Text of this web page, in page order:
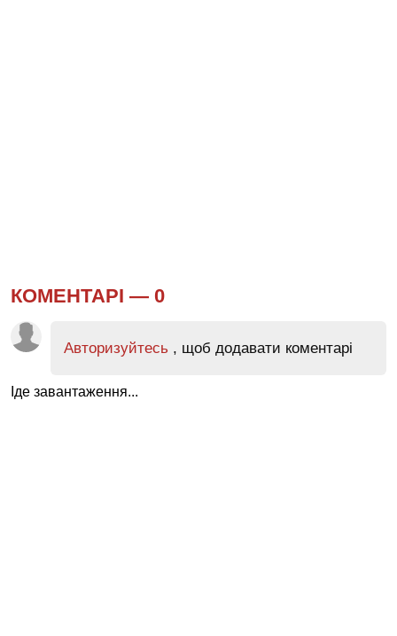
КОМЕНТАРІ — 0
Авторизуйтесь , щоб додавати коментарі
Іде завантаження...